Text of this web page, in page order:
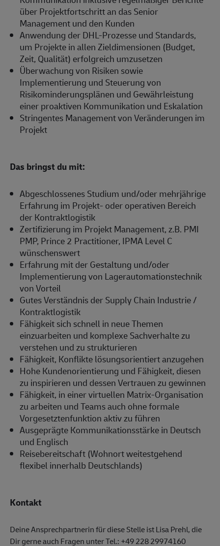
über Projektfortschritt an das Senior
Management und den Kunden
Anwendung der DHL-Prozesse und Standards,
um Projekte in allen Zieldimensionen (Budget,
Zeit, Qualität) erfolgreich umzusetzen
Überwachung von Risiken sowie
Implementierung und Steuerung von
Risikominderungsplänen und Gewährleistung
einer proaktiven Kommunikation und Eskalation
Stringentes Management von Veränderungen im
Projekt
Das bringst du mit:
Abgeschlossenes Studium und/oder mehrjährige
Erfahrung im Projekt- oder operativen Bereich
der Kontraktlogistik
Zertifizierung im Projekt Management, z.B. PMI
PMP, Prince 2 Practitioner, IPMA Level C
wünschenswert
Erfahrung mit der Gestaltung und/oder
Implementierung von Lagerautomationstechnik
von Vorteil
Gutes Verständnis der Supply Chain Industrie /
Kontraktlogistik
Fähigkeit sich schnell in neue Themen
einzuarbeiten und komplexe Sachverhalte zu
verstehen und zu strukturieren
Fähigkeit, Konflikte lösungsorientiert anzugehen
Hohe Kundenorientierung und Fähigkeit, diesen
zu inspirieren und dessen Vertrauen zu gewinnen
Fähigkeit, in einer virtuellen Matrix-Organisation
zu arbeiten und Teams auch ohne formale
Vorgesetztenfunktion aktiv zu führen
Ausgeprägte Kommunikationsstärke in Deutsch
und Englisch
Reisebereitschaft (Wohnort weitestgehend
flexibel innerhalb Deutschlands)
Kontakt
Deine Ansprechpartnerin für diese Stelle ist Lisa Prehl, die
Dir gerne auch Fragen unter Tel.: +49 228 29974160